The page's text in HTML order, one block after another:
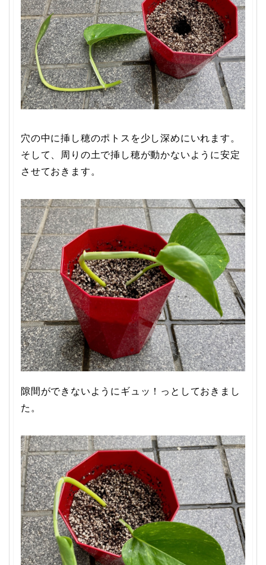
穴の中に挿し穂のポトスを少し深めにいれます。
そして、周りの土で挿し穂が動かないように安定
させておきます。
隙間ができないようにギュッ！っとしておきまし
た。